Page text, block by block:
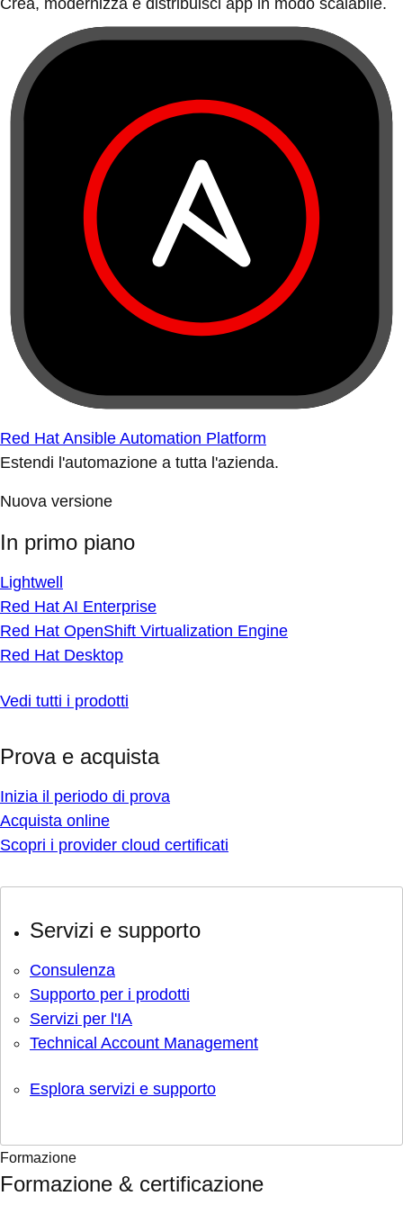
Crea, modernizza e distribuisci app in modo scalabile.
Red Hat Ansible Automation Platform
Estendi l'automazione a tutta l'azienda.
Nuova versione
In primo piano
Lightwell
Red Hat AI Enterprise
Red Hat OpenShift Virtualization Engine
Red Hat Desktop
Vedi tutti i prodotti
Prova e acquista
Inizia il periodo di prova
Acquista online
Scopri i provider cloud certificati
Servizi e supporto
Consulenza
Supporto per i prodotti
Servizi per l'IA
Technical Account Management
Esplora servizi e supporto
Formazione
Formazione & certificazione